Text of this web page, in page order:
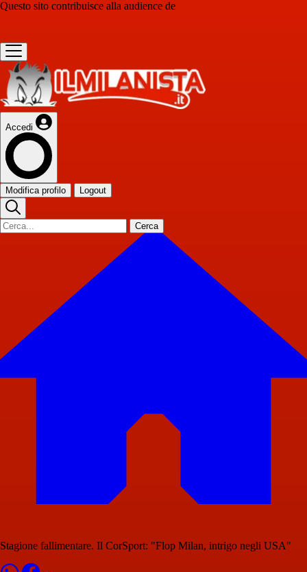
Questo sito contribuisce alla audience de
Accedi
Modifica profilo Logout
Cerca
Stagione fallimentare. Il CorSport: "Flop Milan, intrigo negli USA"